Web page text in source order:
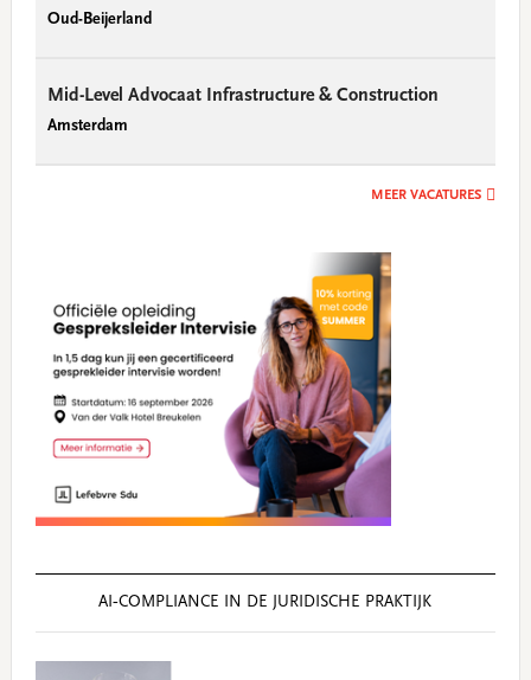
Oud-Beijerland
Mid-Level Advocaat Infrastructure & Construction
Amsterdam
MEER VACATURES
AI‑COMPLIANCE IN DE JURIDISCHE PRAKTIJK